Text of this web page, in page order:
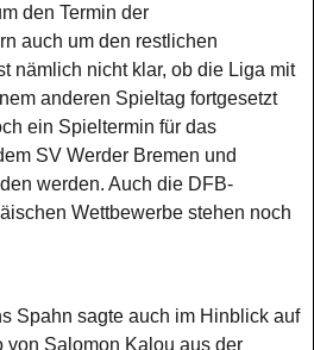
den Termin der
auch um den restlichen
nämlich nicht klar, ob die Liga mit
anderen Spieltag fortgesetzt
ein Spieltermin für das
SV Werder Bremen und
werden. Auch die DFB-
Wettbewerbe stehen noch
Spahn sagte auch im Hinblick auf
von Salomon Kalou aus der